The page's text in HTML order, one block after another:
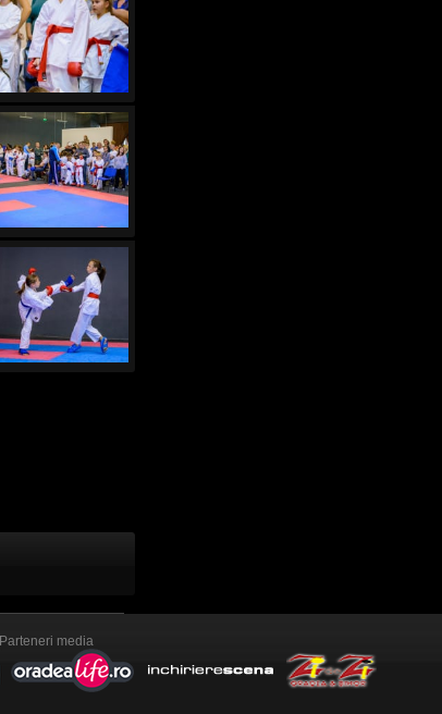
Parteneri media